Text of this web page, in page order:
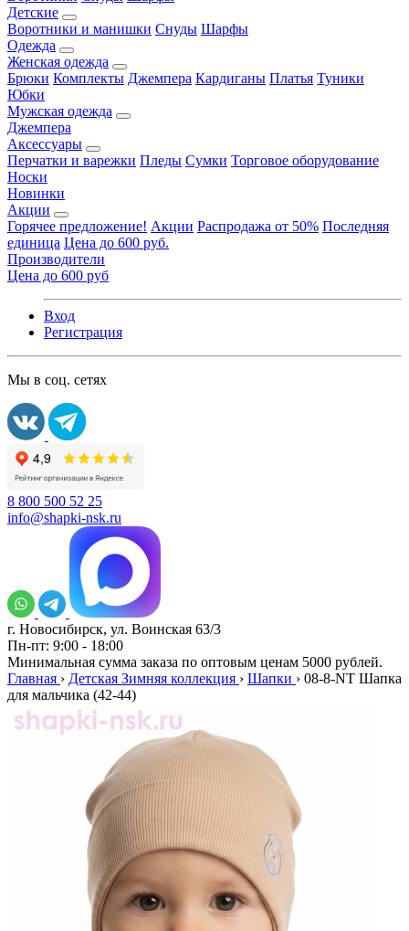
Детские
Воротники и манишки Снуды Шарфы
Одежда
Женская одежда
Брюки Комплекты Джемпера Кардиганы Платья Туники
Юбки
Мужская одежда
Джемпера
Аксессуары
Перчатки и варежки Пледы Сумки Торговое оборудование
Носки
Новинки
Акции
Горячее предложение! Акции Распродажа от 50% Последняя
единица Цена до 600 руб.
Производители
Цена до 600 руб
Вход
Регистрация
Мы в соц. сетях
8 800 500 52 25
info@shapki-nsk.ru
г. Новосибирск, ул. Воинская 63/3
Пн-пт: 9:00 - 18:00
Минимальная сумма заказа по оптовым ценам 5000 рублей.
Главная › Детская Зимняя коллекция › Шапки › 08-8-NT Шапка
для мальчика (42-44)